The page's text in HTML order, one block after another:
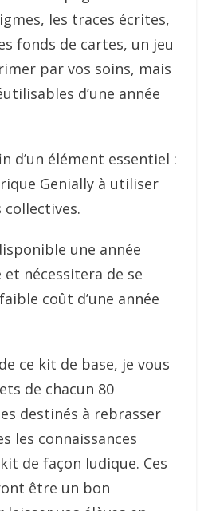
les traces écrites,
fonds de cartes, un jeu
par vos soins, mais
d’une année
d’un élément essentiel :
Genially à utiliser
une année
nécessitera de se
coût d’une année
ce kit de base, je vous
de chacun 80
destinés à rebrasser
les connaissances
de façon ludique. Ces
être un bon